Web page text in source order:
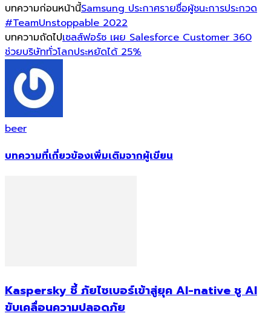
บทความก่อนหน้านี้Samsung ประกาศรายชื่อผู้ชนะการประกวด
#TeamUnstoppable 2022
บทความถัดไปเซลส์ฟอร์ซ เผย Salesforce Customer 360
ช่วยบริษัททั่วโลกประหยัดได้ 25%
beer
บทความที่เกี่ยวข้องเพิ่มเติมจากผู้เขียน
Kaspersky ชี้ ภัยไซเบอร์เข้าสู่ยุค AI-native ชู AI
ขับเคลื่อนความปลอดภัย